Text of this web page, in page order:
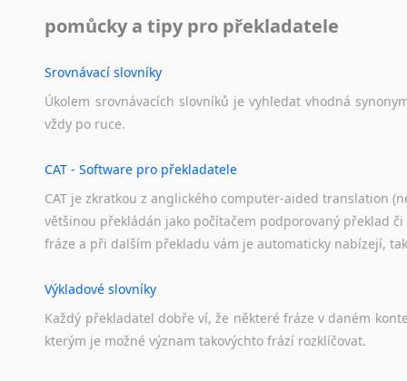
Švédština
Tádžičtina
Tahitština
Tatarština
Tigriňňa
Turečtina
Turkménština
Ujgurština
Uzbečtina
Vietnamština
Wolof
pomůcky a tipy pro překladatele
Srovnávací slovníky
Úkolem srovnávacích slovníků je vyhledat vhodná
vždy po ruce.
CAT - Software pro překladatele
CAT je zkratkou z anglického computer-aided translation
většinou překládán jako počítačem podporovaný překlad
fráze a při dalším překladu vám je automaticky nabízejí,
Výkladové slovníky
Každý překladatel dobře ví, že některé fráze v daném
kterým je možné význam takovýchto frází rozklíčovat.